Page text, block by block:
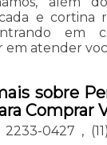
e cortina
em
em atender
sobre
Comprar
2233-0427 ,